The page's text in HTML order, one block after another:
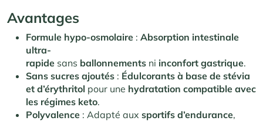
Avantages
Formule hypo-osmolaire : Absorption intestinale
ultra-
rapide sans ballonnements ni inconfort gastrique.
Sans sucres ajoutés : Édulcorants à base de stévia
et d’érythritol pour une hydratation compatible avec
les régimes keto.
Polyvalence : Adapté aux sportifs d’endurance,